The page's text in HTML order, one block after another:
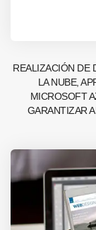
REALIZACIÓN DE
LA NUBE,
MICROSOFT
GARANTIZAR